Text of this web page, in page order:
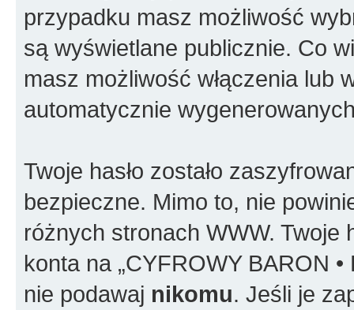
przypadku masz możliwość
są wyświetlane publicznie. Co
masz możliwość włączenia lub
automatycznie
Twoje hasło zostało
bezpieczne. Mimo to, nie
różnych stronach WWW. Twoje
konta na „CYFROWY BARON
nie podawaj nikomu. Jeśli je